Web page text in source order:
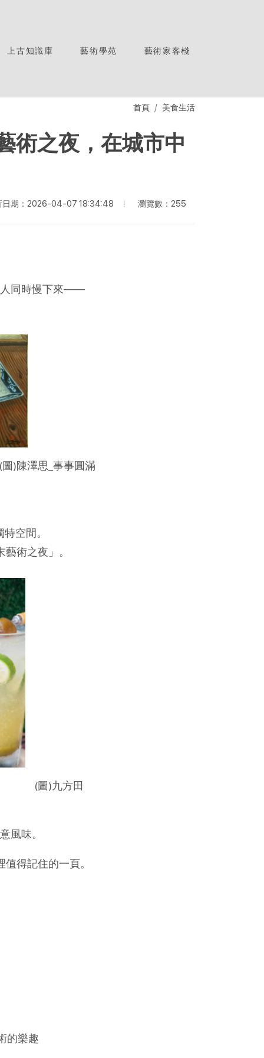
上古知識庫 藝術學苑 藝術家客棧
首頁 美食生活
術之夜，在城市中
日期：2026-04-07 18:34:48 瀏覽數：255
人同時慢下來——
圓滿
空間。
術之夜」。
風味。
得記住的一頁。
的樂趣